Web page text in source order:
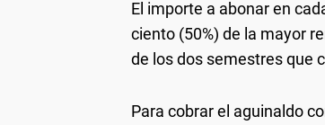
El importe a abonar en
ciento (50%) de la mayor
de los dos semestres que
Para cobrar el aguinaldo